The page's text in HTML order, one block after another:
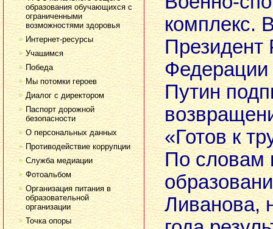
образования обучающихся с
ограниченными
возможностями здоровья
Интернет-ресурсы
Учашимся
Победа
Мы потомки героев
Диалог с директором
Паспорт дорожной
безопасности
О персональных данных
Противодействие коррупции
Служба медиации
Фотоальбом
Организация питания в
образовательной
организации
Точка опоры
комплекс.
Президент
Путин
«Готов к
По словам
Ливанова,